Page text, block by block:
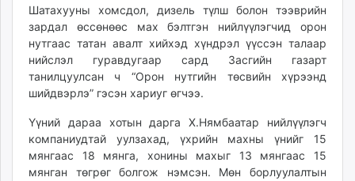
assa.mn
toim.mn
tac.mn
paparazzi.mn
unread.today
Шатахууны хомсдол, дизель түлш болон тээврийн
зардал өссөнөөс мах бэлтгэн нийлүүлэгчид орон
нутгаас татан авалт хийхэд хүндрэл үүссэн талаар
нийслэл гуравдугаар сард Засгийн газарт
танилцуулсан ч “Орон нутгийн төсвийн хүрээнд
шийдвэрлэ” гэсэн хариуг өгчээ.
Үүний дараа хотын дарга Х.Нямбаатар нийлүүлэгч
компаниудтай уулзахад, үхрийн махны үнийг 15
мянгаас 18 мянга, хонины махыг 13 мянгаас 15
мянган төгрөг болгож нэмсэн. Мөн борлуулалтын